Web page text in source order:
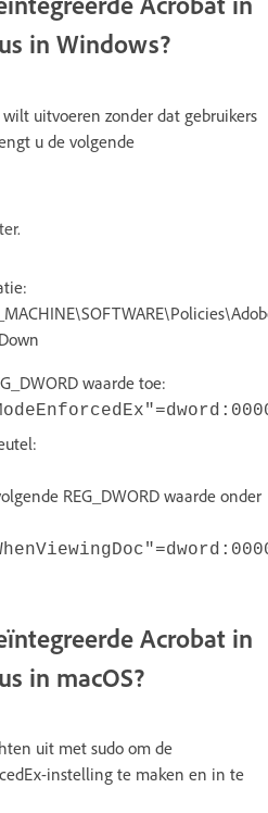
in Windows?
uitvoeren zonder dat gebruikers
u de volgende
waarde toe:
REG_DWORD waarde onder
Acrobat in
in macOS?
uit met sudo om de
instelling te maken en in te